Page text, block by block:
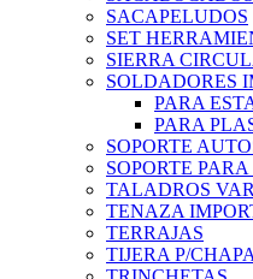
SACAPELUDOS
SET
SIERRA
SOLDADORES
PARA
PARA
SOPORTE
SOPORTE
TALADROS
TENAZA
TERRAJAS
TIJERA P/CHAPA